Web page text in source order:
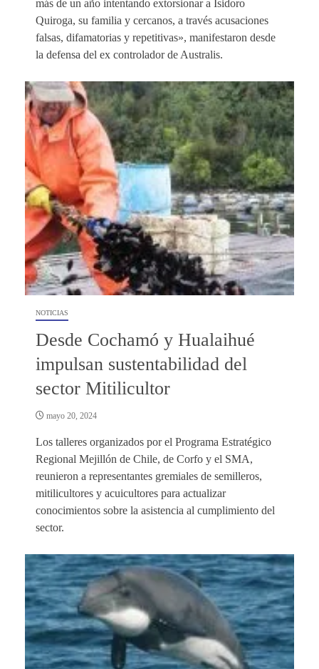
más de un año intentando extorsionar a Isidoro
Quiroga, su familia y cercanos, a través acusaciones
falsas, difamatorias y repetitivas», manifestaron desde
la defensa del ex controlador de Australis.
NOTICIAS
Desde Cochamó y Hualaihué
impulsan sustentabilidad del
sector Mitilicultor
mayo 20, 2024
Los talleres organizados por el Programa Estratégico
Regional Mejillón de Chile, de Corfo y el SMA,
reunieron a representantes gremiales de semilleros,
mitilicultores y acuicultores para actualizar
conocimientos sobre la asistencia al cumplimiento del
sector.